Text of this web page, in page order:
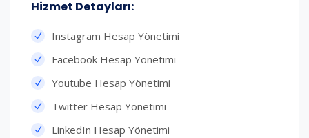
Hizmet Detayları:​
Instagram Hesap Yönetimi
Facebook Hesap Yönetimi
Youtube Hesap Yönetimi
Twitter Hesap Yönetimi
LinkedIn Hesap Yönetimi